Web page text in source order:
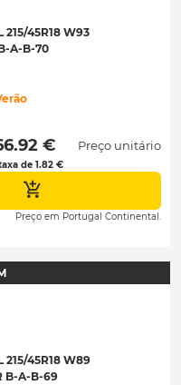
215/45R18 W93
A-B-70
€
de 1.82 €
Preço unitário
Preço em Portugal Continental.
215/45R18 W89
B-A-B-69